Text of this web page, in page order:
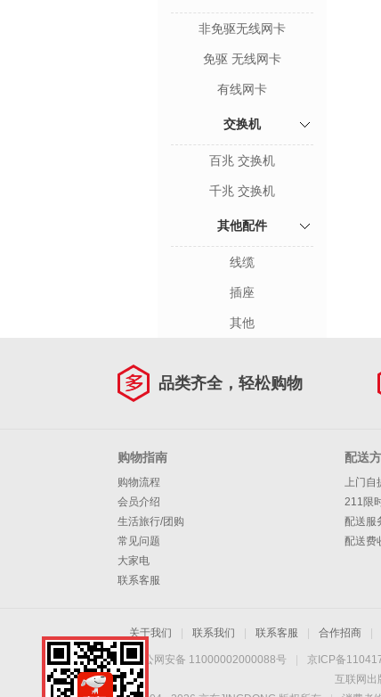
非免驱无线网卡
免驱 无线网卡
有线网卡
交换机
百兆 交换机
千兆 交换机
其他配件
线缆
插座
其他
品类齐全，轻松购物
购物指南
购物流程
会员介绍
生活旅行/团购
常见问题
大家电
联系客服
配送
上门自
211限
配送服
配送费
关于我们 联系我们 联系客服 合作招商
京公网安备 11000002000088号 京ICP备
互联网出